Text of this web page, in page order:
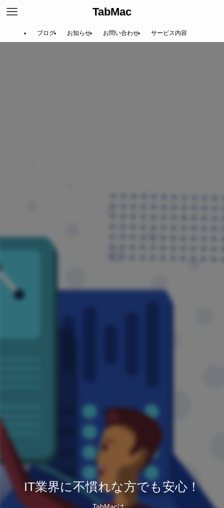
TabMac
ブログ お知らせ お問い合わせ サービス内容
IT業界に不慣れな方でも安心！
TabMacは、